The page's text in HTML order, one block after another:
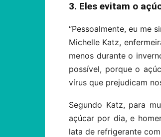
3. Eles evitam o
“Pessoalmente, eu me
Michelle Katz,
menos durante o
possível, porque o
vírus que prejudicam
Segundo Katz, para
açúcar por dia, e
lata de refrigerante